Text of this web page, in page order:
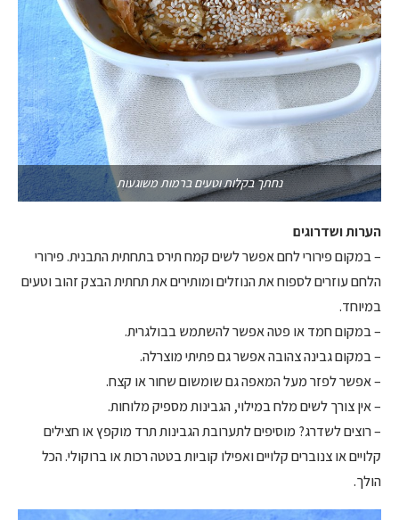
נחתך בקלות וטעים ברמות משוגעות
הערות ושדרוגים
– במקום פירורי לחם אפשר לשים קמח תירס בתחתית התבנית. פירורי
הלחם עוזרים לספוח את הנוזלים ומותירים את תחתית הבצק זהוב וטעים
במיוחד.
– במקום חמד או פטה אפשר להשתמש בבולגרית.
– במקום גבינה צהובה אפשר גם פתיתי מוצרלה.
– אפשר לפזר מעל המאפה גם שומשום שחור או קצח.
– אין צורך לשים מלח במילוי, הגבינות מספיק מלוחות.
– רוצים לשדרג? מוסיפים לתערובת הגבינות תרד מוקפץ או חצילים
קלויים או צנוברים קלויים ואפילו קוביות בטטה רכות או ברוקולי. הכל
הולך.